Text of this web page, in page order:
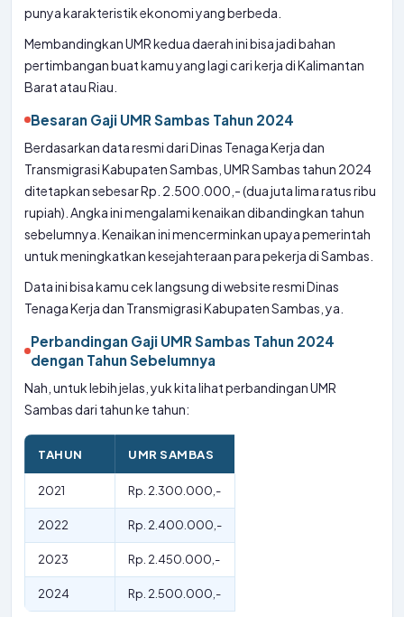
punya karakteristik ekonomi yang berbeda.
Membandingkan UMR kedua daerah ini bisa jadi bahan
pertimbangan buat kamu yang lagi cari kerja di Kalimantan
Barat atau Riau.
Besaran Gaji UMR Sambas Tahun 2024
Berdasarkan data resmi dari Dinas Tenaga Kerja dan
Transmigrasi Kabupaten Sambas, UMR Sambas tahun 2024
ditetapkan sebesar Rp. 2.500.000,- (dua juta lima ratus ribu
rupiah). Angka ini mengalami kenaikan dibandingkan tahun
sebelumnya. Kenaikan ini mencerminkan upaya pemerintah
untuk meningkatkan kesejahteraan para pekerja di Sambas.
Data ini bisa kamu cek langsung di website resmi Dinas
Tenaga Kerja dan Transmigrasi Kabupaten Sambas, ya.
Perbandingan Gaji UMR Sambas Tahun 2024
dengan Tahun Sebelumnya
Nah, untuk lebih jelas, yuk kita lihat perbandingan UMR
Sambas dari tahun ke tahun:
TAHUN UMR SAMBAS
2021 Rp. 2.300.000,-
2022 Rp. 2.400.000,-
2023 Rp. 2.450.000,-
2024 Rp. 2.500.000,-